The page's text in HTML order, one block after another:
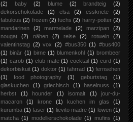
(2)
baby (2) blume (2) brandteig
(2)
dekorschokolade
(2) elsa (2) essknete
(2)
fabulous (2) frozen (2) fuchs (2) harry-potter (2)
mandarinen
(2) marmelade (2) marzipan
(2)
nougat
(2) nähen (2) reise (2) rotwein
(2)
valentinstag (2) vox (2) #bus350 (1) #bus400
(1) binär (1) birne (1) blumenkohl (1) brombeer
(1) carob (1) club mate (1) cocktail (1) curd (1)
dekorbiskuit (1) doktor (1) fahrrad (1) fernsehen
(1)
food photography (1) geburtstag
(1)
glaskuchen
(1) griechisch (1) haselnuss
(1)
herbst
(1) hounder (1) isomalt (1)
jour-du-
macaron
(1) krone (1) kuchen im glas
(1)
kurumba (1) laser (1) lievito madre (1) löwen (1)
matcha (1) modellierschokolade (1) mufins (1)